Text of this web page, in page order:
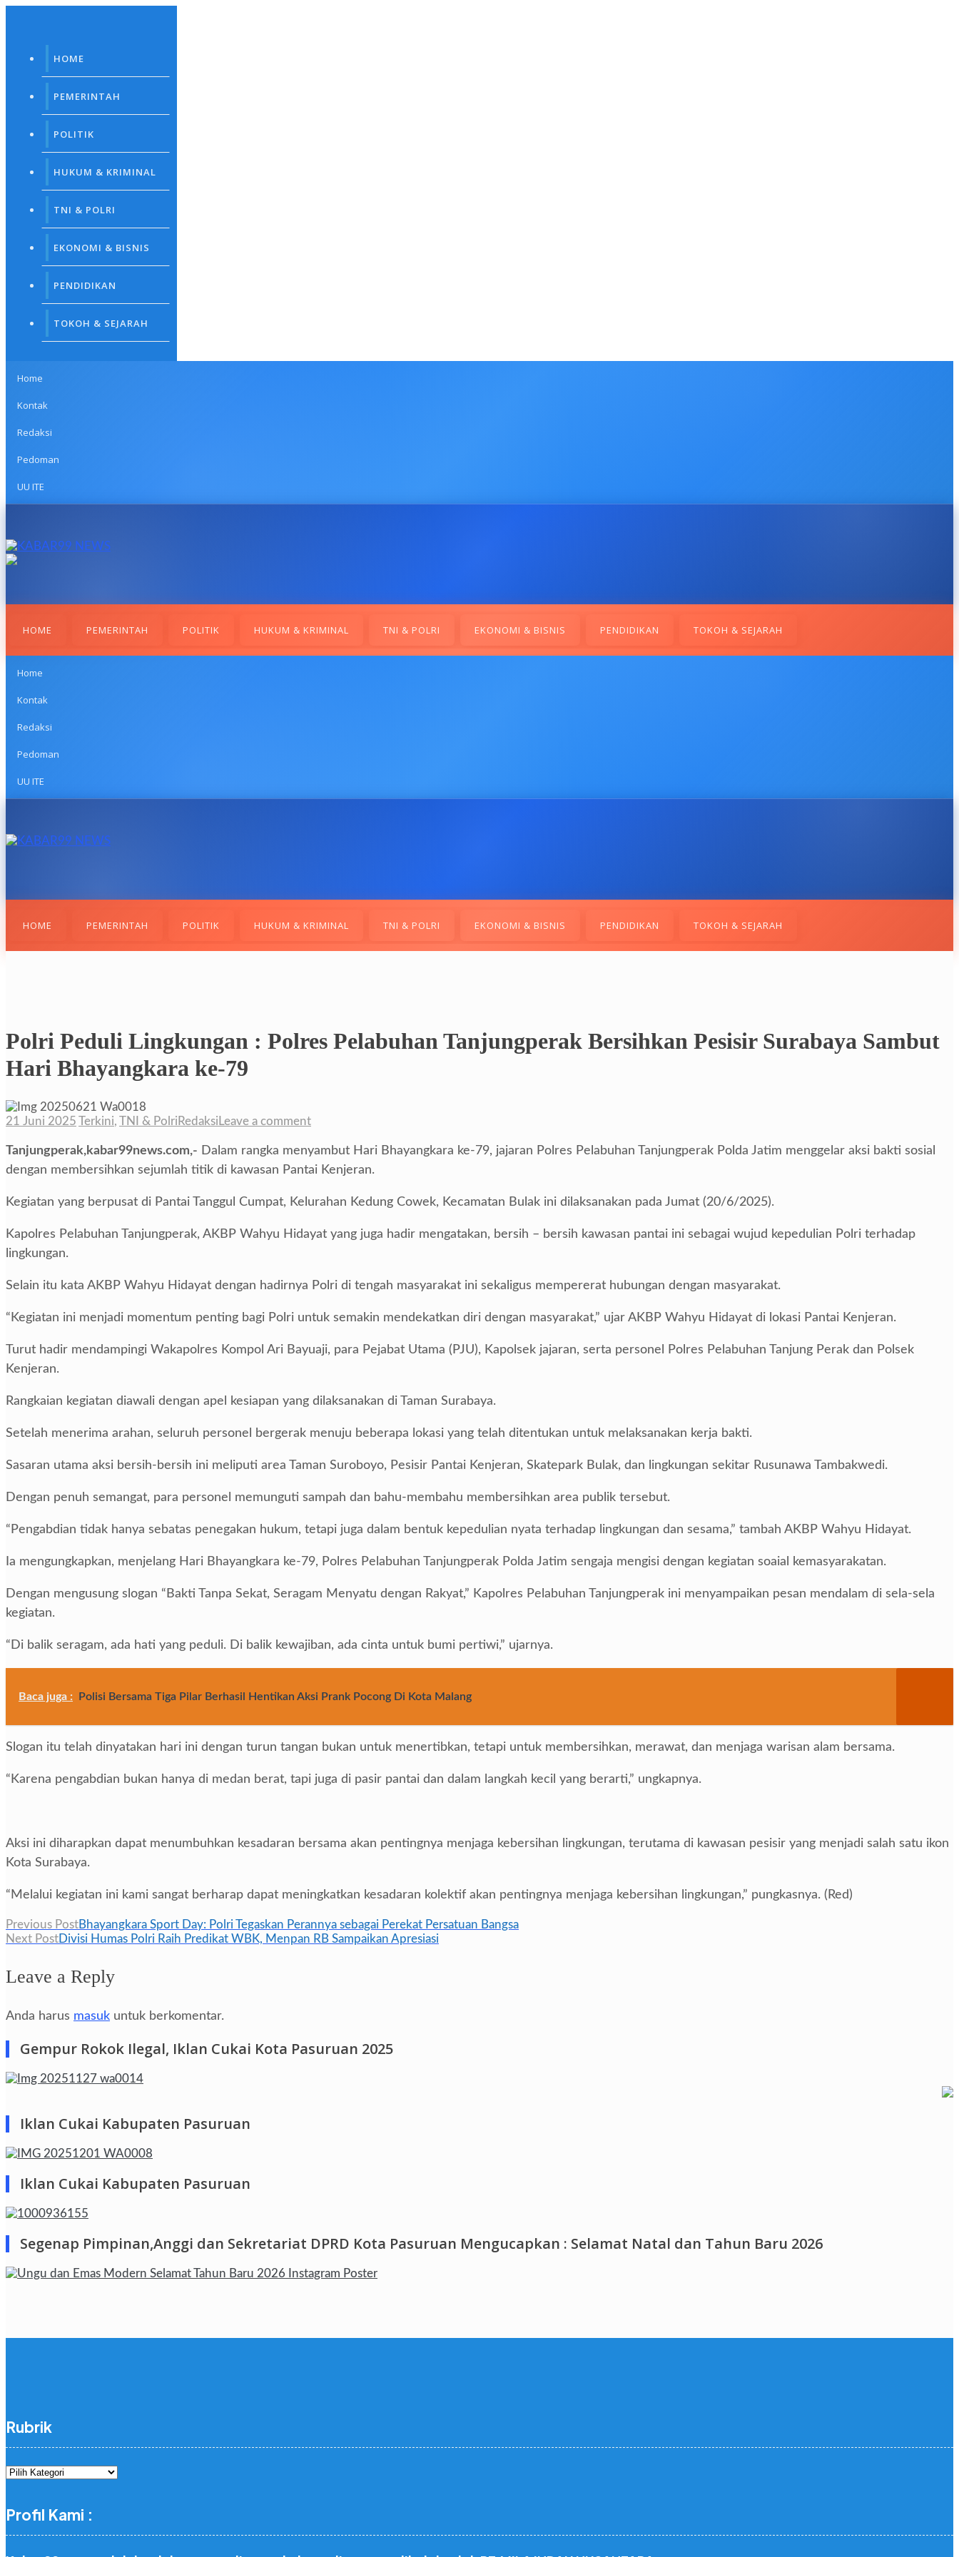
HOME
PEMERINTAH
POLITIK
HUKUM & KRIMINAL
TNI & POLRI
EKONOMI & BISNIS
PENDIDIKAN
TOKOH & SEJARAH
Home
Kontak
Redaksi
Pedoman
UU ITE
HOME PEMERINTAH POLITIK HUKUM & KRIMINAL TNI & POLRI EKONOMI & BISNIS PENDIDIKAN TOKOH & SEJARAH
Home
Kontak
Redaksi
Pedoman
UU ITE
HOME PEMERINTAH POLITIK HUKUM & KRIMINAL TNI & POLRI EKONOMI & BISNIS PENDIDIKAN TOKOH & SEJARAH
Polri Peduli Lingkungan : Polres Pelabuhan Tanjungperak Bersihkan Pesisir Surabaya Sambut
Hari Bhayangkara ke-79
21 Juni 2025 Terkini, TNI & Polri Redaksi Leave a comment
Tanjungperak,kabar99news.com,- Dalam rangka menyambut Hari Bhayangkara ke-79, jajaran Polres Pelabuhan Tanjungperak Polda Jatim menggelar aksi bakti sosial
dengan membersihkan sejumlah titik di kawasan Pantai Kenjeran.
Kegiatan yang berpusat di Pantai Tanggul Cumpat, Kelurahan Kedung Cowek, Kecamatan Bulak ini dilaksanakan pada Jumat (20/6/2025).
Kapolres Pelabuhan Tanjungperak, AKBP Wahyu Hidayat yang juga hadir mengatakan, bersih – bersih kawasan pantai ini sebagai wujud kepedulian Polri terhadap
lingkungan.
Selain itu kata AKBP Wahyu Hidayat dengan hadirnya Polri di tengah masyarakat ini sekaligus mempererat hubungan dengan masyarakat.
“Kegiatan ini menjadi momentum penting bagi Polri untuk semakin mendekatkan diri dengan masyarakat,” ujar AKBP Wahyu Hidayat di lokasi Pantai Kenjeran.
Turut hadir mendampingi Wakapolres Kompol Ari Bayuaji, para Pejabat Utama (PJU), Kapolsek jajaran, serta personel Polres Pelabuhan Tanjung Perak dan Polsek
Kenjeran.
Rangkaian kegiatan diawali dengan apel kesiapan yang dilaksanakan di Taman Surabaya.
Setelah menerima arahan, seluruh personel bergerak menuju beberapa lokasi yang telah ditentukan untuk melaksanakan kerja bakti.
Sasaran utama aksi bersih-bersih ini meliputi area Taman Suroboyo, Pesisir Pantai Kenjeran, Skatepark Bulak, dan lingkungan sekitar Rusunawa Tambakwedi.
Dengan penuh semangat, para personel memunguti sampah dan bahu-membahu membersihkan area publik tersebut.
“Pengabdian tidak hanya sebatas penegakan hukum, tetapi juga dalam bentuk kepedulian nyata terhadap lingkungan dan sesama,” tambah AKBP Wahyu Hidayat.
Ia mengungkapkan, menjelang Hari Bhayangkara ke-79, Polres Pelabuhan Tanjungperak Polda Jatim sengaja mengisi dengan kegiatan soaial kemasyarakatan.
Dengan mengusung slogan “Bakti Tanpa Sekat, Seragam Menyatu dengan Rakyat,” Kapolres Pelabuhan Tanjungperak ini menyampaikan pesan mendalam di sela-sela
kegiatan.
“Di balik seragam, ada hati yang peduli. Di balik kewajiban, ada cinta untuk bumi pertiwi,” ujarnya.
Baca juga : Polisi Bersama Tiga Pilar Berhasil Hentikan Aksi Prank Pocong Di Kota Malang
Slogan itu telah dinyatakan hari ini dengan turun tangan bukan untuk menertibkan, tetapi untuk membersihkan, merawat, dan menjaga warisan alam bersama.
“Karena pengabdian bukan hanya di medan berat, tapi juga di pasir pantai dan dalam langkah kecil yang berarti,” ungkapnya.
Aksi ini diharapkan dapat menumbuhkan kesadaran bersama akan pentingnya menjaga kebersihan lingkungan, terutama di kawasan pesisir yang menjadi salah satu ikon
Kota Surabaya.
“Melalui kegiatan ini kami sangat berharap dapat meningkatkan kesadaran kolektif akan pentingnya menjaga kebersihan lingkungan,” pungkasnya. (Red)
Navigasi
Previous PostBhayangkara Sport Day: Polri Tegaskan Perannya sebagai Perekat Persatuan Bangsa
Next PostDivisi Humas Polri Raih Predikat WBK, Menpan RB Sampaikan Apresiasi
Leave a Reply
Anda harus masuk untuk berkomentar.
Gempur Rokok Ilegal, Iklan Cukai Kota Pasuruan 2025
Iklan Cukai Kabupaten Pasuruan
Iklan Cukai Kabupaten Pasuruan
Segenap Pimpinan,Anggi dan Sekretariat DPRD Kota Pasuruan Mengucapkan : Selamat Natal dan Tahun Baru 2026
Rubrik
Rubrik
Profil Kami :